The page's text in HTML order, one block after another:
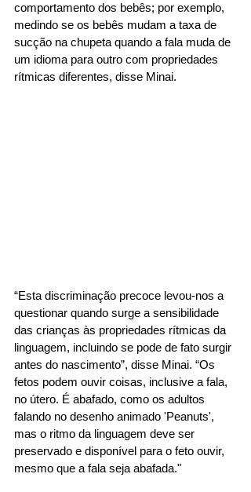
comportamento dos bebês; por exemplo,
medindo se os bebês mudam a taxa de
sucção na chupeta quando a fala muda de
um idioma para outro com propriedades
rítmicas diferentes, disse Minai.
“Esta discriminação precoce levou-nos a
questionar quando surge a sensibilidade
das crianças às propriedades rítmicas da
linguagem, incluindo se pode de fato surgir
antes do nascimento”, disse Minai. “Os
fetos podem ouvir coisas, inclusive a fala,
no útero. É abafado, como os adultos
falando no desenho animado 'Peanuts',
mas o ritmo da linguagem deve ser
preservado e disponível para o feto ouvir,
mesmo que a fala seja abafada."